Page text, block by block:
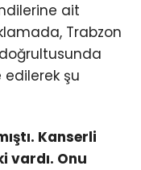
ait
Trabzon
doğrultusunda
şu
Kanserli
vardı. Onu